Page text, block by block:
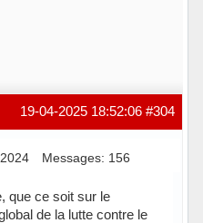
#304
19-04-2025 18:52:06
Messages: 156
que ce soit sur le
de la lutte contre le